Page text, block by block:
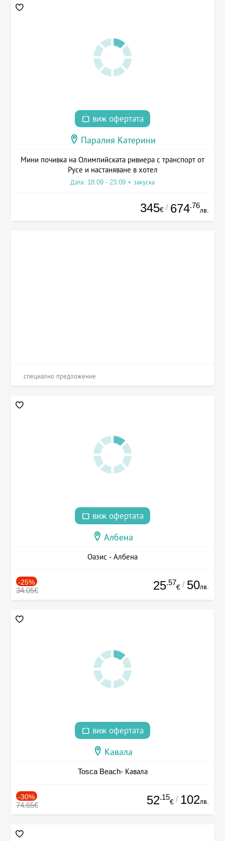
виж офертата
Паралия Катерини
Мини почивка на Олимпийската ривиера с транспорт от
Русе и настаняване в хотел
Дата: 18.09 - 23.09 + закуска
345€ / 674.76
лв.
специално предложение
виж офертата
Албена
Оазис - Албена
-25%
34.05€ 25.57
€ / 50лв.
виж офертата
Кавала
Tosca Beach- Кавала
-30%
74.65€ 52.15
€ / 102лв.